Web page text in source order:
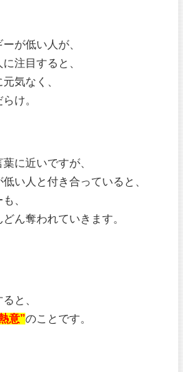
が低い人が、
注目すると、
気なく、
け。
に近いですが、
い人と付き合っていると、
、
ん奪われていきます。
と、
意”のことです。